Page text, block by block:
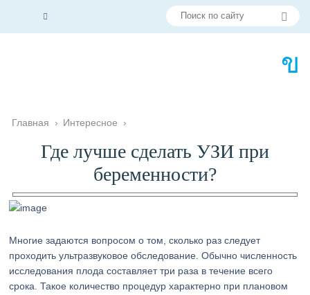
Главная › Интересное ›
Где лучше сделать УЗИ при
беременности?
Многие задаются вопросом о том, сколько раз следует
проходить ультразвуковое обследование. Обычно численность
исследования плода составляет три раза в течение всего
срока. Такое количество процедур характерно при плановом